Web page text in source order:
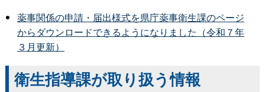
薬事関係の申請・届出様式を県庁薬事衛生課のページ
からダウンロードできるようになりました（令和７年
３月更新）
衛生指導課が取り扱う情報